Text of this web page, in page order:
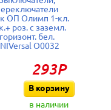
ОП Олимп 1-кл.
роз. с заземл.
горизонт. бел.
О0032
293Р
В корзину
в наличии